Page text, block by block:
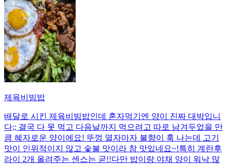
제육비빔밥
배달로 시킨 제육비빔밥인데 혼자먹기엔 양이 진짜 대박입니
다;; 결국 다 못 먹고 다음날까지 먹으려고 따로 남겨두었을 만
큼 혜자로운 양이에요! 뚜껑 열자마자 불향이 훅 나는데 고기
맛이 인위적이지 않고 숯불 맛이라 참 맛있네요~!특히 계란후
라이 2개 올려주는 센스는 굳!! ​다만 밥이랑 야채 양이 워낙 많